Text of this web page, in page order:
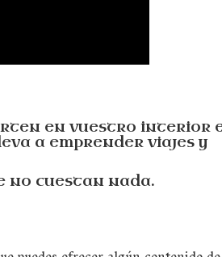
en vuestro interior
a emprender viajes y
no cuestan nada.